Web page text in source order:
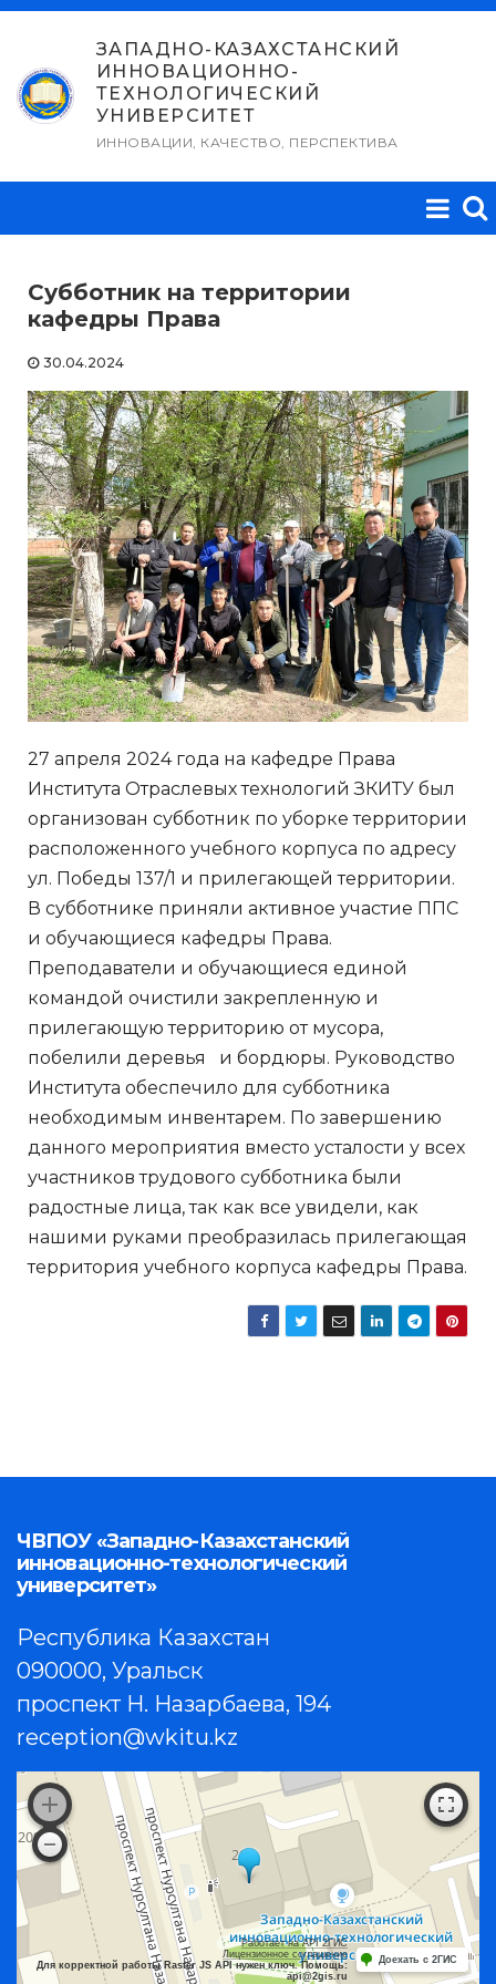
Перейти
содержимому
ЗАПАДНО-КАЗАХСТАНСКИЙ
ИННОВАЦИОННО-
ТЕХНОЛОГИЧЕСКИЙ
УНИВЕРСИТЕТ
ИННОВАЦИИ, КАЧЕСТВО, ПЕРСПЕКТИВА
Субботник на территории
кафедры Права
30.04.2024
27 апреля 2024 года на кафедре Права
Института Отраслевых технологий ЗКИТУ был
организован субботник по уборке территории
расположенного учебного корпуса по адресу
ул. Победы 137/1 и прилегающей территории.
В субботнике приняли активное участие ППС
и обучающиеся кафедры Права.
Преподаватели и обучающиеся единой
командой очистили закрепленную и
прилегающую территорию от мусора,
побелили деревья и бордюры. Руководство
Института обеспечило для субботника
необходимым инвентарем. По завершению
данного мероприятия вместо усталости у всех
участников трудового субботника были
радостные лица, так как все увидели, как
нашими руками преобразилась прилегающая
территория учебного корпуса кафедры Права.
ЧВПОУ «Западно-Казахстанский
инновационно-технологический
университет»
Республика Казахстан
090000, Уральск
проспект Н. Назарбаева, 194
reception@wkitu.kz
Работает на API 2ГИС
Лицензионное соглашение
Для корректной работы Raster JS API нужен ключ. Помощь:
api@2gis.ru
Доехать с 2ГИС